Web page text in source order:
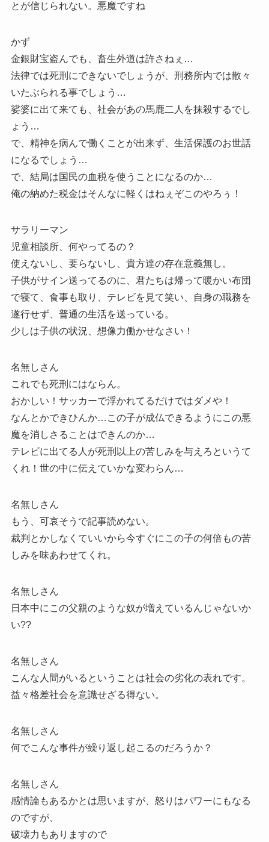
とが信じられない。悪魔ですね
かず
金銀財宝盗んでも、畜生外道は許さねぇ…
法律では死刑にできないでしょうが、刑務所内では散々
いたぶられる事でしょう…
娑婆に出て来ても、社会があの馬鹿二人を抹殺するでし
ょう…
で、精神を病んで働くことが出来ず、生活保護のお世話
になるでしょう…
で、結局は国民の血税を使うことになるのか…
俺の納めた税金はそんなに軽くはねぇぞこのやろぅ！
サラリーマン
児童相談所、何やってるの？
使えないし、要らないし、貴方達の存在意義無し。
子供がサイン送ってるのに、君たちは帰って暖かい布団
で寝て、食事も取り、テレビを見て笑い、自身の職務を
遂行せず、普通の生活を送っている。
少しは子供の状況、想像力働かせなさい！
名無しさん
これでも死刑にはならん。
おかしい！サッカーで浮かれてるだけではダメや！
なんとかできひんか…この子が成仏できるようにこの悪
魔を消しさることはできんのか…
テレビに出てる人が死刑以上の苦しみを与えろというて
くれ！世の中に伝えていかな変わらん…
名無しさん
もう、可哀そうで記事読めない。
裁判とかしなくていいから今すぐにこの子の何倍もの苦
しみを味あわせてくれ。
名無しさん
日本中にこの父親のような奴が増えているんじゃないか
い??
名無しさん
こんな人間がいるということは社会の劣化の表れです。
益々格差社会を意識せざる得ない。
名無しさん
何でこんな事件が繰り返し起こるのだろうか？
名無しさん
感情論もあるかとは思いますが、怒りはパワーにもなる
のですが、
破壊力もありますので